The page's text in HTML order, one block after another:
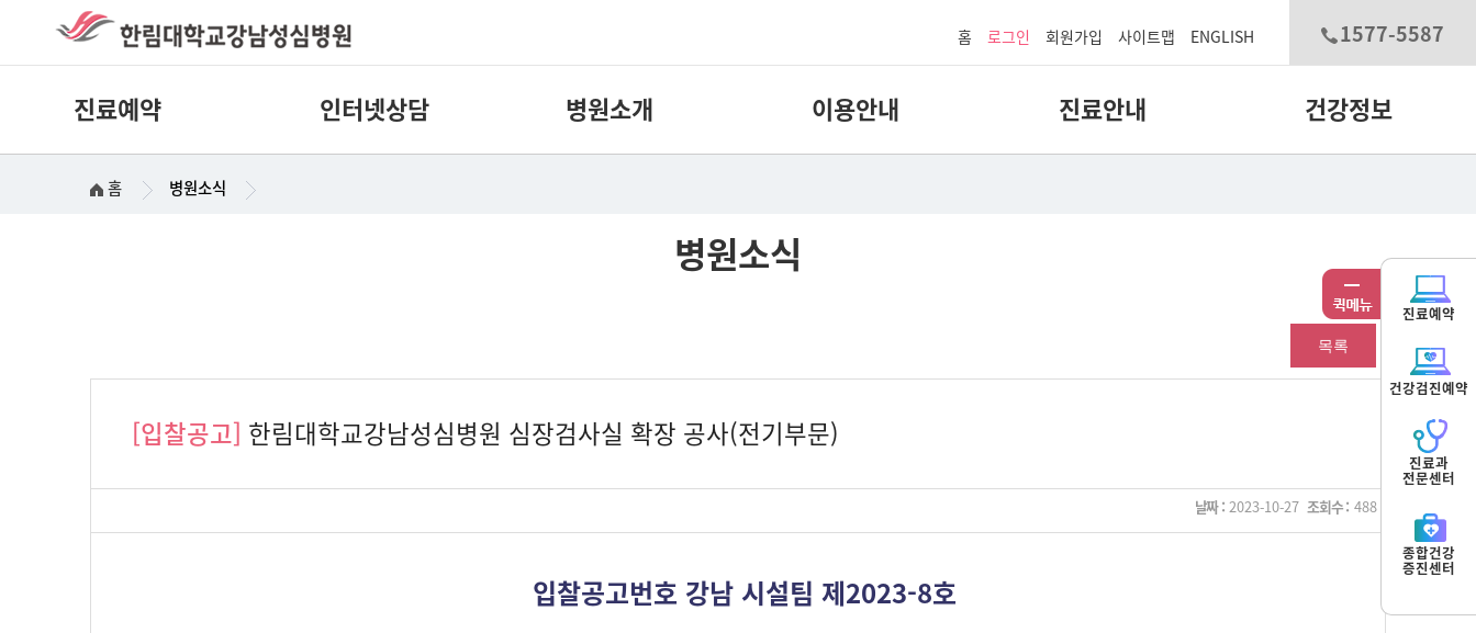
홈 로그인 회원가입 사이트맵 ENGLISH 1577-5587
진료예약 인터넷상담 병원소개 이용안내 진료안내 건강정보
홈 병원소식
병원소식
목록
[입찰공고] 한림대학교강남성심병원 심장검사실 확장 공사(전기부문)
날짜 : 2023-10-27 조회수 : 488
입찰공고번호 강남 시설팀 제2023-8호
진료예약
건강검진예약
진료과
전문센터
종합건강
증진센터